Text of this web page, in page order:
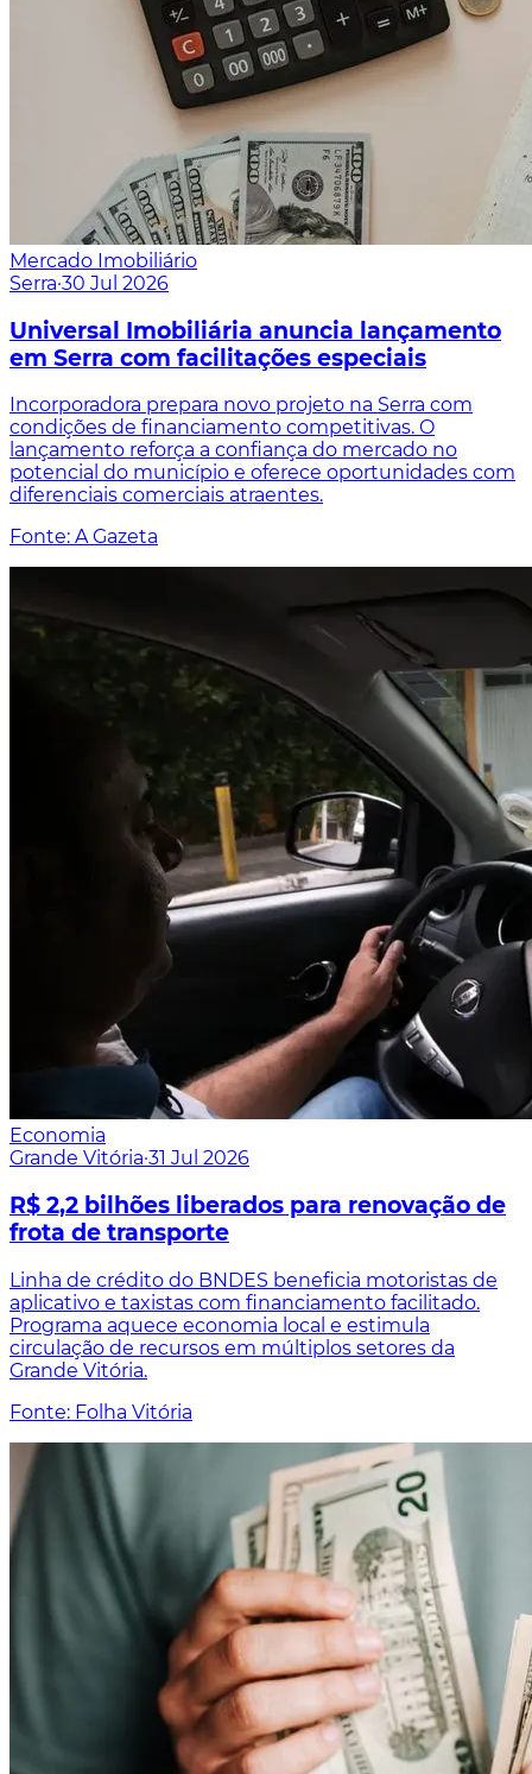
Mercado Imobiliário
Serra·30 Jul 2026
Universal Imobiliária anuncia lançamento
em Serra com facilitações especiais
Incorporadora prepara novo projeto na Serra com
condições de financiamento competitivas. O
lançamento reforça a confiança do mercado no
potencial do município e oferece oportunidades com
diferenciais comerciais atraentes.
Fonte: A Gazeta
Economia
Grande Vitória·31 Jul 2026
R$ 2,2 bilhões liberados para renovação de
frota de transporte
Linha de crédito do BNDES beneficia motoristas de
aplicativo e taxistas com financiamento facilitado.
Programa aquece economia local e estimula
circulação de recursos em múltiplos setores da
Grande Vitória.
Fonte: Folha Vitória